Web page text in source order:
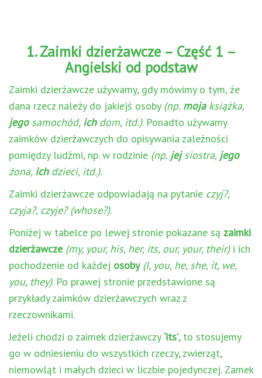
1. Zaimki dzierżawcze – Część 1 –
Angielski od podstaw
Zaimki dzierżawcze używamy, gdy mówimy o tym, że
dana rzecz należy do jakiejś osoby (np. mojaksiążka,
jegosamochód, ichdom, itd.). Ponadto używamy
zaimków dzierżawczych do opisywania zależności
pomiędzy ludźmi, np. w rodzinie (np. jejsiostra, jego
żona, ichdzieci, itd.).
Zaimki dzierżawcze odpowiadają na pytanie czyj?,
czyja?, czyje? (whose?).
Poniżej w tabelce po lewej stronie pokazane są zaimki
dzierżawcze (my, your, his, her, its, our, your, their)i ich
pochodzenie od każdej osoby (I, you, he, she, it, we,
you, they). Po prawej stronie przedstawione są
przykłady zaimków dzierżawczych wraz z
rzeczownikami.
Jeżeli chodzi o zaimek dzierżawczy ‘its’, to stosujemy
go w odniesieniu do wszystkich rzeczy, zwierząt,
niemowląt i małych dzieci w liczbie pojedynczej. Zamek